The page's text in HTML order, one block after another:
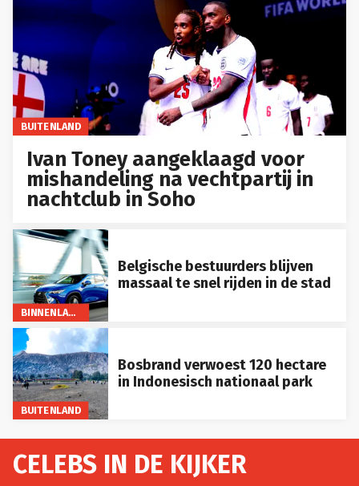
BUITENLAND
Ivan Toney aangeklaagd voor
mishandeling na vechtpartij in
nachtclub in Soho
BINNENLAND
Belgische bestuurders blijven
massaal te snel rijden in de stad
BUITENLAND
Bosbrand verwoest 120 hectare
in Indonesisch nationaal park
CELEBS IN DE KIJKER